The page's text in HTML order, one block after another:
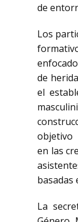
de
Los
de
el
objetivo
en las
basadas
La